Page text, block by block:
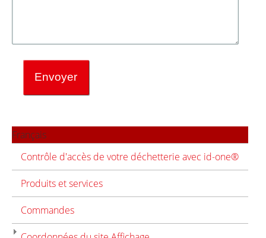
Français
Contrôle d'accès de votre déchetterie avec id-one®
Produits et services
Commandes